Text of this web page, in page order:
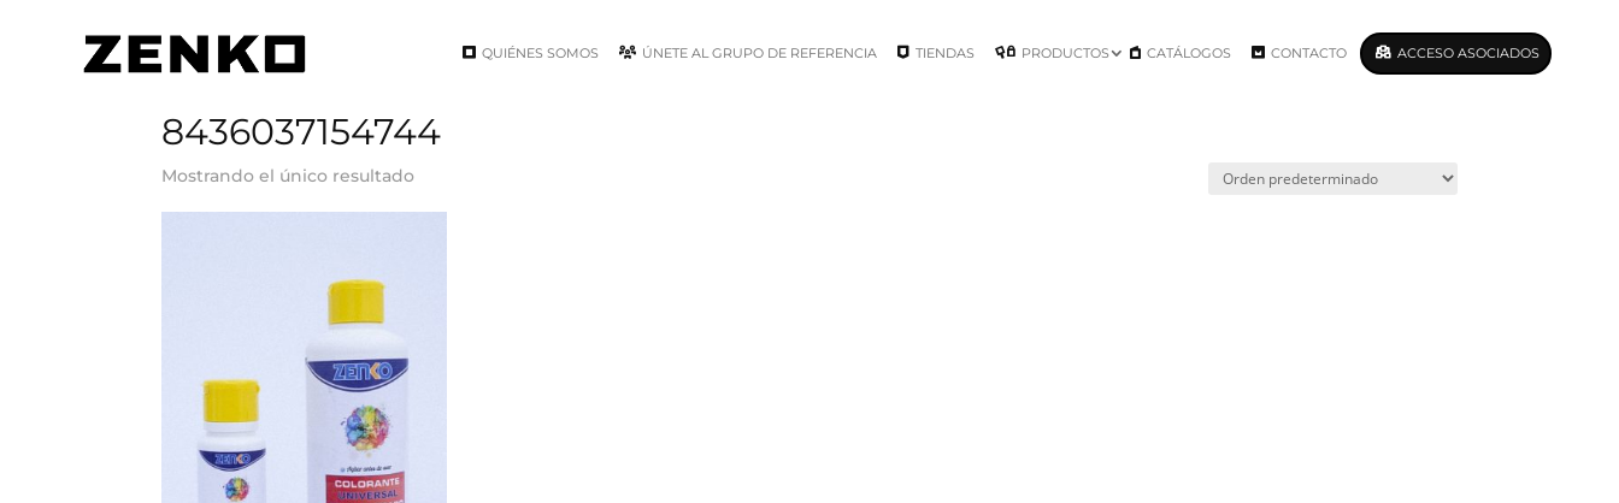
QUIÉNES SOMOS ÚNETE AL GRUPO DE REFERENCIA TIENDAS PRODUCTOS CATÁLOGOS CONTACTO ACCESO ASOCIADOS
8436037154744
Mostrando el único resultado